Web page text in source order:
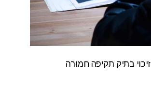
זיכוי בתיק תקיפה חמורה